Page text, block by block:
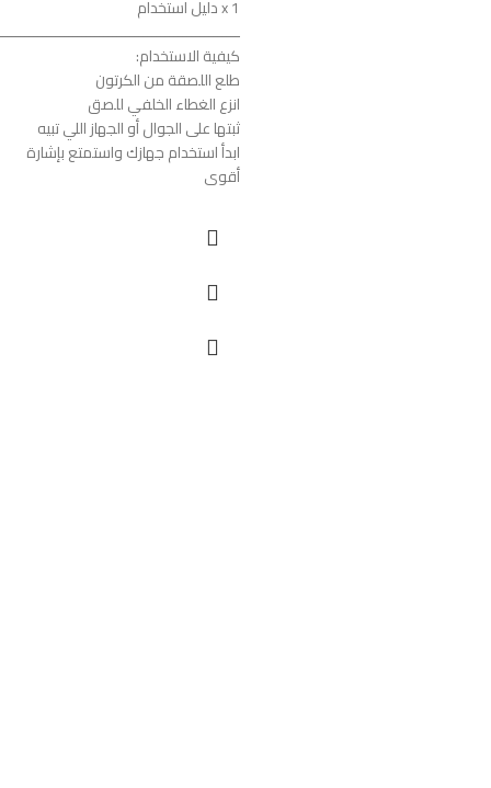
1 x دليل استخدام
كيفية الاستخدام:
طلع اللصقة من الكرتون
انزع الغطاء الخلفي للصق
ثبتها على الجوال أو الجهاز اللي تبيه
ابدأ استخدام جهازك واستمتع بإشارة
أقوى